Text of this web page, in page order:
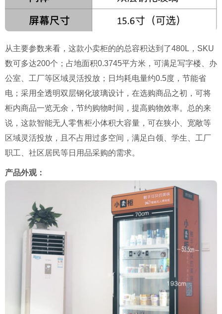
从主要参数来看，这款小卖柜的的总容积达到了480L，SKU
数可多达200个；占地面积0.3745平方米，可满足写字楼、办
公室、工厂等区域灵活投放；日均耗电量约0.5度，节能省
电；采用全透明双层钢化玻璃设计，在选购商品之初，可将
柜内商品一览无余，节约购物时间，提高购物效率。总的来
说，这款智能无人零售柜小体积大容量，可在狭小、宽敞等
区域灵活投放，且不占用过多空间，满足白领、学生、工厂
职工、社区居民等日用品采购的需求。
产品外观：